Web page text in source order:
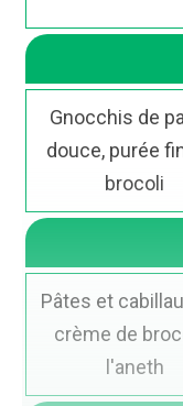
Gnocchis de
douce, purée
brocoli
Pâtes et
crème de
l'aneth